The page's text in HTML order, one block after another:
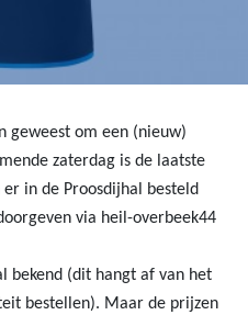
geweest om een (nieuw)
zaterdag is de laatste
er in de Proosdijhal besteld
via heil-overbeek44
bekend (dit hangt af van het
bestellen). Maar de prijzen